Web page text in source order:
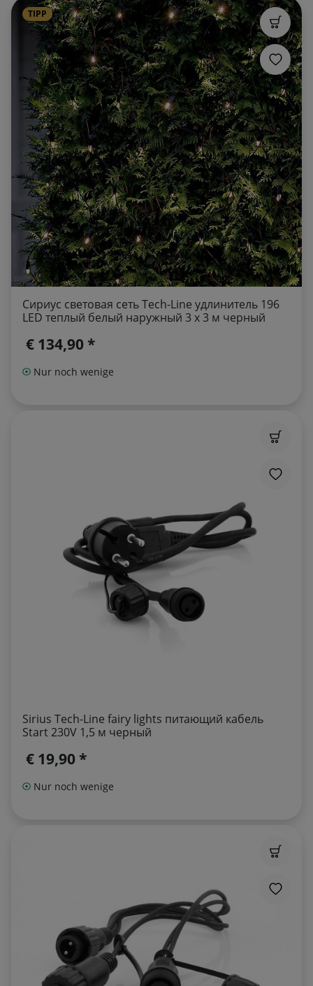
TIPP
Сириус световая сеть Tech-Line удлинитель 196
LED теплый белый наружный 3 х 3 м черный
€ 134,90 *
Nur noch wenige
Sirius Tech-Line fairy lights питающий кабель
Start 230V 1,5 м черный
€ 19,90 *
Nur noch wenige